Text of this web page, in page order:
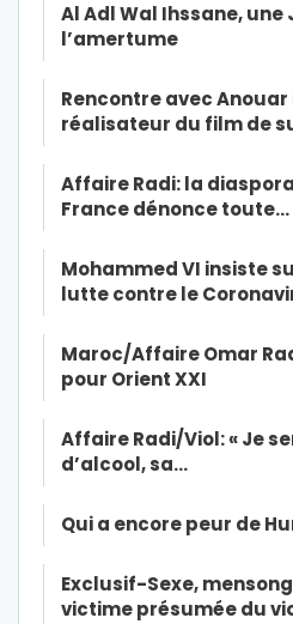
Al Adl Wal Ihssane,
l’amertume
Rencontre avec
réalisateur du film de
Affaire Radi: la
France dénonce toute…
Mohammed VI insiste
lutte contre le
Maroc/Affaire Omar
pour Orient XXI
Affaire Radi/Viol: « Je
d’alcool, sa…
Qui a encore peur de
Exclusif-Sexe,
victime présumée du